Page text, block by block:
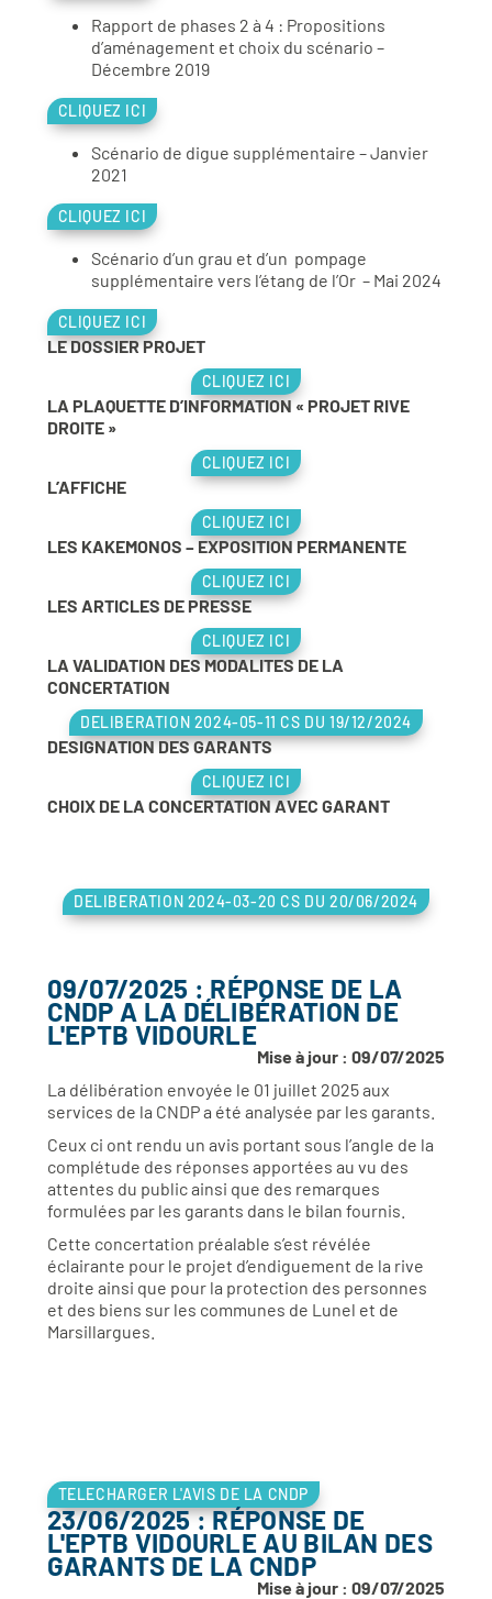
Rapport de phases 2 à 4 : Propositions
d’aménagement et choix du scénario –
Décembre 2019
CLIQUEZ ICI
Scénario de digue supplémentaire – Janvier
2021
CLIQUEZ ICI
Scénario d’un grau et d’un pompage
supplémentaire vers l’étang de l’Or – Mai 2024
CLIQUEZ ICI
LE DOSSIER PROJET
CLIQUEZ ICI
LA PLAQUETTE D’INFORMATION « PROJET RIVE
DROITE »
CLIQUEZ ICI
L’AFFICHE
CLIQUEZ ICI
LES KAKEMONOS – EXPOSITION PERMANENTE
CLIQUEZ ICI
LES ARTICLES DE PRESSE
CLIQUEZ ICI
LA VALIDATION DES MODALITES DE LA
CONCERTATION
DELIBERATION 2024-05-11 CS DU 19/12/2024
DESIGNATION DES GARANTS
CLIQUEZ ICI
CHOIX DE LA CONCERTATION AVEC GARANT
DELIBERATION 2024-03-20 CS DU 20/06/2024
09/07/2025 : RÉPONSE DE LA
CNDP A LA DÉLIBÉRATION DE
L'EPTB VIDOURLE
Mise à jour : 09/07/2025
La délibération envoyée le 01 juillet 2025 aux
services de la CNDP a été analysée par les garants.
Ceux ci ont rendu un avis portant sous l’angle de la
complétude des réponses apportées au vu des
attentes du public ainsi que des remarques
formulées par les garants dans le bilan fournis.
Cette concertation préalable s’est révélée
éclairante pour le projet d’endiguement de la rive
droite ainsi que pour la protection des personnes
et des biens sur les communes de Lunel et de
Marsillargues.
TELECHARGER L'AVIS DE LA CNDP
23/06/2025 : RÉPONSE DE
L'EPTB VIDOURLE AU BILAN DES
GARANTS DE LA CNDP
Mise à jour : 09/07/2025